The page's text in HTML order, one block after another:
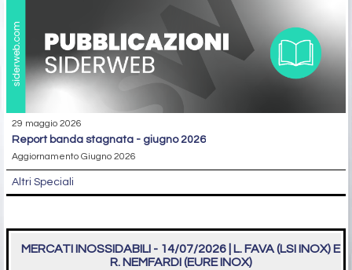
29 maggio 2026
report banda stagnata - giugno 2026
Aggiornamento Giugno 2026
Altri Speciali
MERCATI INOSSIDABILI - 14/07/2026 | L. FAVA (LSI INOX) E
R. NEMFARDI (EURE INOX)